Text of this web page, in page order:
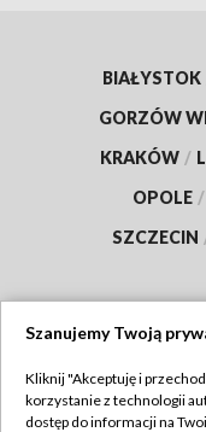
BIAŁYSTOK
GORZÓW
KRAKÓW /
OPOLE /
SZCZECIN
Szanujemy Twoją
Kliknij "Akceptuję i
korzystanie z technologii
dostęp do informacji na